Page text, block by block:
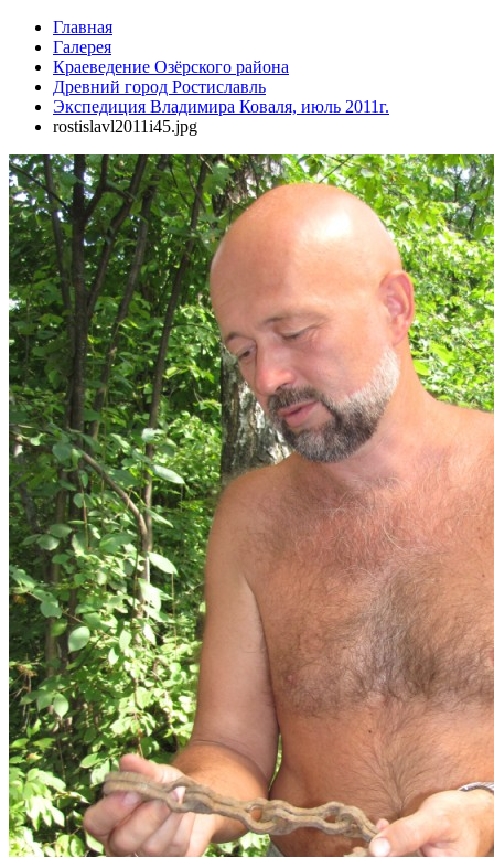
Главная
Галерея
Краеведение Озёрского района
Древний город Ростиславль
Экспедиция Владимира Коваля, июль 2011г.
rostislavl2011i45.jpg